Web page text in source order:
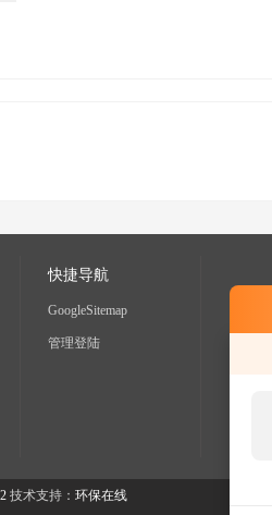
快捷导航
GoogleSitemap
管理登陆
技术支持： 环保在线